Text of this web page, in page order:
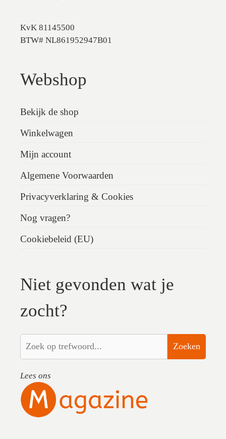
KvK 81145500
BTW# NL861952947B01
Webshop
Bekijk de shop
Winkelwagen
Mijn account
Algemene Voorwaarden
Privacyverklaring & Cookies
Nog vragen?
Cookiebeleid (EU)
Niet gevonden wat je
zocht?
Zoeken
Lees ons